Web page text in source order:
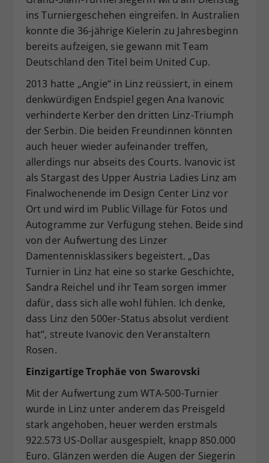
ins Turniergeschehen eingreifen. In Australien
konnte die 36-jährige Kielerin zu Jahresbeginn
bereits aufzeigen, sie gewann mit Team
Deutschland den Titel beim United Cup.
2013 hatte „Angie“ in Linz reüssiert, in einem
denkwürdigen Endspiel gegen Ana Ivanovic
verhinderte Kerber den dritten Linz-Triumph
der Serbin. Die beiden Freundinnen könnten
auch heuer wieder aufeinander treffen,
allerdings nur abseits des Courts. Ivanovic ist
als Stargast des Upper Austria Ladies Linz am
Finalwochenende im Design Center Linz vor
Ort und wird im Public Village für Fotos und
Autogramme zur Verfügung stehen. Beide sind
von der Aufwertung des Linzer
Damentennisklassikers begeistert. „Das
Turnier in Linz hat eine so starke Geschichte,
Sandra Reichel und ihr Team sorgen immer
dafür, dass sich alle wohl fühlen. Ich denke,
dass Linz den 500er-Status absolut verdient
hat“, streute Ivanovic den Veranstaltern
Rosen.
Einzigartige Trophäe von Swarovski
Mit der Aufwertung zum WTA-500-Turnier
wurde in Linz unter anderem das Preisgeld
stark angehoben, heuer werden erstmals
922.573 US-Dollar ausgespielt, knapp 850.000
Euro. Glänzen werden die Augen der Siegerin